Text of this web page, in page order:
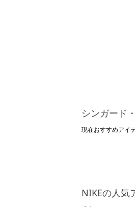
シンガード
現在おすすめアイ
NIKEの人気